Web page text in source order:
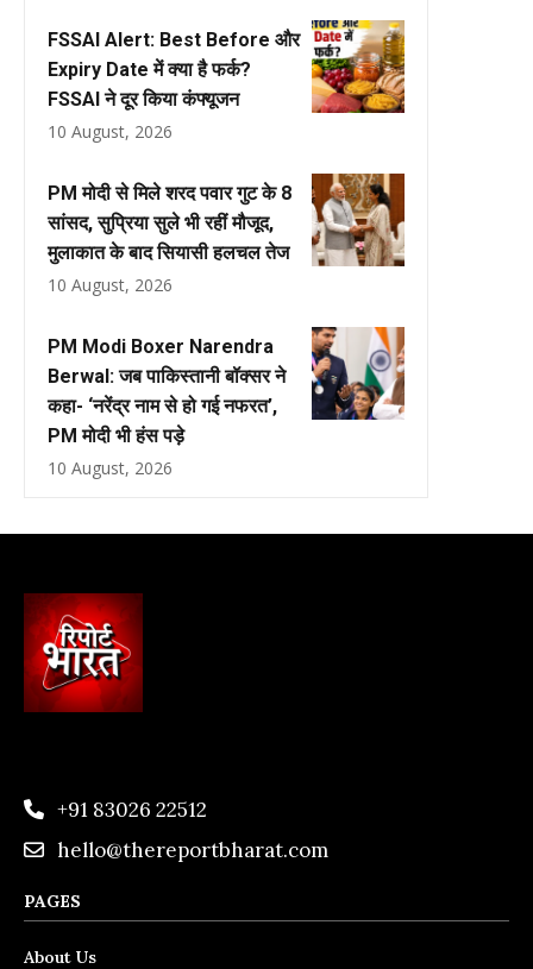
FSSAI Alert: Best Before और
Expiry Date में क्या है फर्क?
FSSAI ने दूर किया कंफ्यूजन
10 August, 2026
PM मोदी से मिले शरद पवार गुट के 8
सांसद, सुप्रिया सुले भी रहीं मौजूद,
मुलाकात के बाद सियासी हलचल तेज
10 August, 2026
PM Modi Boxer Narendra
Berwal: जब पाकिस्तानी बॉक्सर ने
कहा- ‘नरेंद्र नाम से हो गई नफरत’,
PM मोदी भी हंस पड़े
10 August, 2026
+91 83026 22512
hello@thereportbharat.com
PAGES
About Us